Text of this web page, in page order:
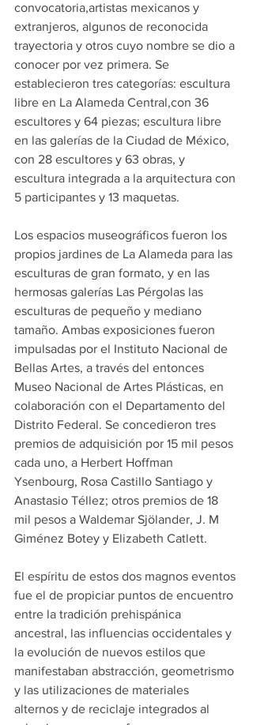
convocatoria,artistas mexicanos y
extranjeros, algunos de reconocida
trayectoria y otros cuyo nombre se dio a
conocer por vez primera. Se
establecieron tres categorías: escultura
libre en La Alameda Central,con 36
escultores y 64 piezas; escultura libre
en las galerías de la Ciudad de México,
con 28 escultores y 63 obras, y
escultura integrada a la arquitectura con
5 participantes y 13 maquetas.
Los espacios museográficos fueron los
propios jardines de La Alameda para las
esculturas de gran formato, y en las
hermosas galerías Las Pérgolas las
esculturas de pequeño y mediano
tamaño. Ambas exposiciones fueron
impulsadas por el Instituto Nacional de
Bellas Artes, a través del entonces
Museo Nacional de Artes Plásticas, en
colaboración con el Departamento del
Distrito Federal. Se concedieron tres
premios de adquisición por 15 mil pesos
cada uno, a Herbert Hoffman
Ysenbourg, Rosa Castillo Santiago y
Anastasio Téllez; otros premios de 18
mil pesos a Waldemar Sjölander, J. M
Giménez Botey y Elizabeth Catlett.
El espíritu de estos dos magnos eventos
fue el de propiciar puntos de encuentro
entre la tradición prehispánica
ancestral, las influencias occidentales y
la evolución de nuevos estilos que
manifestaban abstracción, geometrismo
y las utilizaciones de materiales
alternos y de reciclaje integrados al